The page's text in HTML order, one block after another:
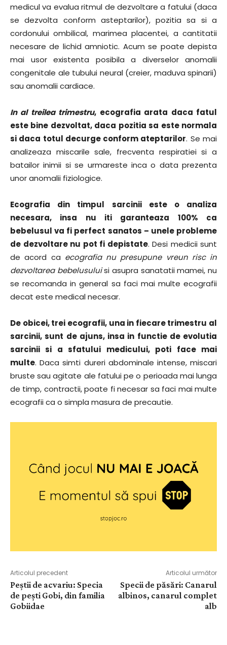
medicul va evalua ritmul de dezvoltare a fatului (daca
se dezvolta conform asteptarilor), pozitia sa si a
cordonului ombilical, marimea placentei, a cantitatii
necesare de lichid amniotic. Acum se poate depista
mai usor existenta posibila a diverselor anomalii
congenitale ale tubului neural (creier, maduva spinarii)
sau anomalii cardiace.
In al treilea trimestru, ecografia arata daca fatul
este bine dezvoltat, daca pozitia sa este normala
si daca totul decurge conform ateptarilor. Se mai
analizeaza miscarile sale, frecventa respiratiei si a
batailor inimii si se urmareste inca o data prezenta
unor anomalii fiziologice.
Ecografia din timpul sarcinii este o analiza
necesara, insa nu iti garanteaza 100% ca
bebelusul va fi perfect sanatos – unele probleme
de dezvoltare nu pot fi depistate. Desi medicii sunt
de acord ca ecografia nu presupune vreun risc in
dezvoltarea bebelusuluisi asupra sanatatii mamei, nu
se recomanda in general sa faci mai multe ecografii
decat este medical necesar.
De obicei, trei ecografii, una in fiecare trimestru al
sarcinii, sunt de ajuns, insa in functie de evolutia
sarcinii si a sfatului medicului, poti face mai
multe. Daca simti dureri abdominale intense, miscari
bruste sau agitate ale fatului pe o perioada mai lunga
de timp, contractii, poate fi necesar sa faci mai multe
ecografii ca o simpla masura de precautie.
Articolul precedent
Peștii de acvariu: Specia
de pești Gobi, din familia
Gobiidae
Articolul următor
Specii de păsări: Canarul
albinos, canarul complet
alb